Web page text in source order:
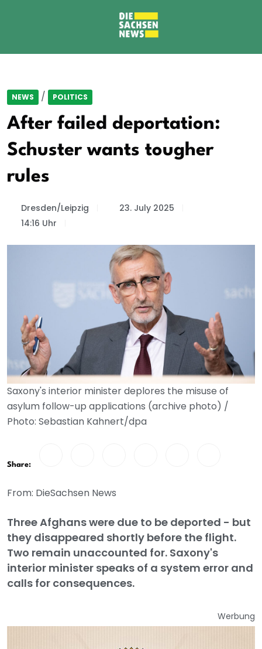
NEWS / POLITICS
After failed deportation:
Schuster wants tougher
rules
Dresden/Leipzig
23. July 2025
14:16 Uhr
Saxony's interior minister deplores the misuse of
asylum follow-up applications (archive photo) /
Photo: Sebastian Kahnert/dpa
Share:
From: DieSachsen News
Three Afghans were due to be deported - but
they disappeared shortly before the flight.
Two remain unaccounted for. Saxony's
interior minister speaks of a system error and
calls for consequences.
Werbung